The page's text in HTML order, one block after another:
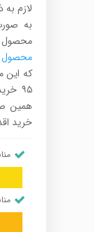
لازم
به
محصول
محصول
که این
۹۵
همین
خرید